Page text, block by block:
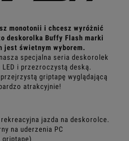
monotonii i chcesz wyróżnić
deskorolka Buffy Flash marki
jest świetnym wyborem.
specjalna seria deskorolek
LED i przezroczystą deską.
griptapę wyglądającą
atrakcyjnie!
jazda na deskorolce.
na uderzenia PC